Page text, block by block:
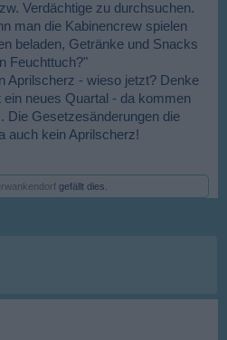
Verdächtige zu durchsuchen.
man die Kabinencrew spielen
beladen, Getränke und Snacks
Feuchttuch?"
Aprilscherz - wieso jetzt? Denke
neues Quartal - da kommen
Die Gesetzesänderungen die
auch kein Aprilscherz!
gefällt dies.